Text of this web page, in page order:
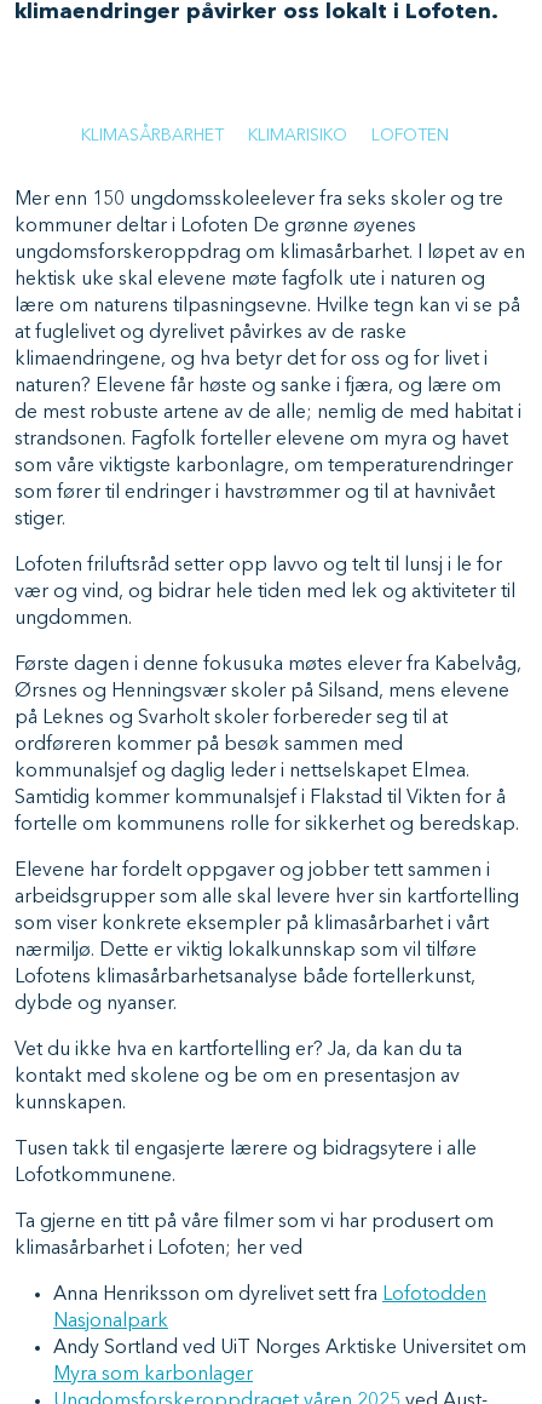
klimaendringer påvirker oss lokalt i Lofoten.
KLIMASÅRBARHET KLIMARISIKO LOFOTEN
Mer enn 150 ungdomsskoleelever fra seks skoler og tre
kommuner deltar i Lofoten De grønne øyenes
ungdomsforskeroppdrag om klimasårbarhet. I løpet av en
hektisk uke skal elevene møte fagfolk ute i naturen og
lære om naturens tilpasningsevne. Hvilke tegn kan vi se på
at fuglelivet og dyrelivet påvirkes av de raske
klimaendringene, og hva betyr det for oss og for livet i
naturen? Elevene får høste og sanke i fjæra, og lære om
de mest robuste artene av de alle; nemlig de med habitat i
strandsonen. Fagfolk forteller elevene om myra og havet
som våre viktigste karbonlagre, om temperaturendringer
som fører til endringer i havstrømmer og til at havnivået
stiger.
Lofoten friluftsråd setter opp lavvo og telt til lunsj i le for
vær og vind, og bidrar hele tiden med lek og aktiviteter til
ungdommen.
Første dagen i denne fokusuka møtes elever fra Kabelvåg,
Ørsnes og Henningsvær skoler på Silsand, mens elevene
på Leknes og Svarholt skoler forbereder seg til at
ordføreren kommer på besøk sammen med
kommunalsjef og daglig leder i nettselskapet Elmea.
Samtidig kommer kommunalsjef i Flakstad til Vikten for å
fortelle om kommunens rolle for sikkerhet og beredskap.
Elevene har fordelt oppgaver og jobber tett sammen i
arbeidsgrupper som alle skal levere hver sin kartfortelling
som viser konkrete eksempler på klimasårbarhet i vårt
nærmiljø. Dette er viktig lokalkunnskap som vil tilføre
Lofotens klimasårbarhetsanalyse både fortellerkunst,
dybde og nyanser.
Vet du ikke hva en kartfortelling er? Ja, da kan du ta
kontakt med skolene og be om en presentasjon av
kunnskapen.
Tusen takk til engasjerte lærere og bidragsytere i alle
Lofotkommunene.
Ta gjerne en titt på våre filmer som vi har produsert om
klimasårbarhet i Lofoten; her ved
Anna Henriksson om dyrelivet sett fra Lofotodden
Nasjonalpark
Andy Sortland ved UiT Norges Arktiske Universitet om
Myra som karbonlager